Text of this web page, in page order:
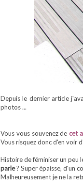
Depuis le dernier article
photos ...
Vous vous souvenez decet
Vous risquez donc d'en voir
Histoire de féminiser un peu
parle? Super épaisse, d'un
Malheureusement je ne la